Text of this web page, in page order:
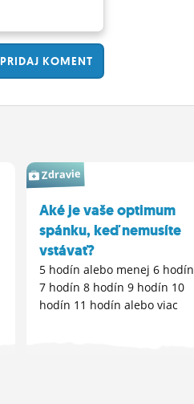
PRIDAJ KOMENT
Zdravie
Aké je vaše optimum
spánku, keď nemusíte
vstávať?
5 hodín alebo menej 6 hodín
7 hodín 8 hodín 9 hodín 10
hodín 11 hodín alebo viac